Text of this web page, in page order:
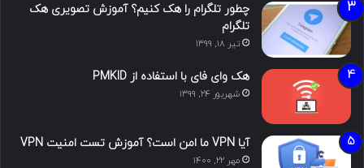
چطور تلگرام را هک کنیم؟ آموزش تصویری هک
تلگرام
تیر ۱۸, ۱۳۹۹
هک وای فای با استفاده از PMKID
شهریور ۲۴, ۱۳۹۹
آیا VPN ما امن است؟ آموزش تست امنیت VPN
مهر ۲۲, ۱۴۰۰